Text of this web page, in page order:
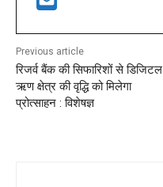
Previous article
रिजर्व बैंक की सिफारिशों से डिजिटल
ऋण क्षेत्र की वृद्धि को मिलेगा
प्रोत्साहन : विशेषज्ञ